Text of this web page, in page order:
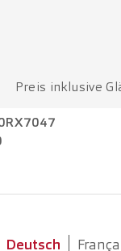
Preis inklusive
Deutsch